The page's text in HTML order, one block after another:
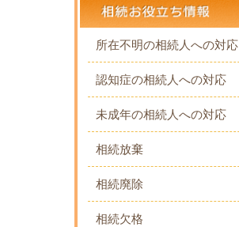
所在不明の相続人への対応
認知症の相続人への対応
未成年の相続人への対応
相続放棄
相続廃除
相続欠格